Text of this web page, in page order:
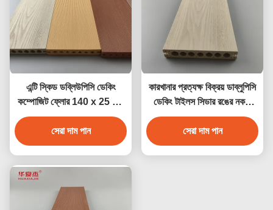
এন্টি স্কিড ডব্লিউপিসি ডেকিং
কম্পোজিট ফ্লোর 140 x 25 মিমি
বাদামী কফি ধূসর সেগুন কাঠের রঙ
সেরা দাম পান
কারখানার প্রত্যক্ষ বিক্রয় ডাব্লুপিসি
ডেকিং টাইলস সিডার রঙের নকশা
ডাব্লুপিসি জলরোধী টেকসই ডেকিং
আউটডোর
সেরা দাম পান